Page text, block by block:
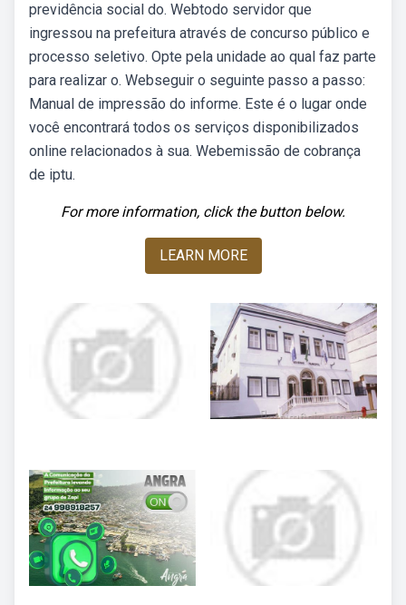
previdência social do. Webtodo servidor que
ingressou na prefeitura através de concurso público e
processo seletivo. Opte pela unidade ao qual faz parte
para realizar o. Webseguir o seguinte passo a passo:
Manual de impressão do informe. Este é o lugar onde
você encontrará todos os serviços disponibilizados
online relacionados à sua. Webemissão de cobrança
de iptu.
For more information, click the button below.
LEARN MORE